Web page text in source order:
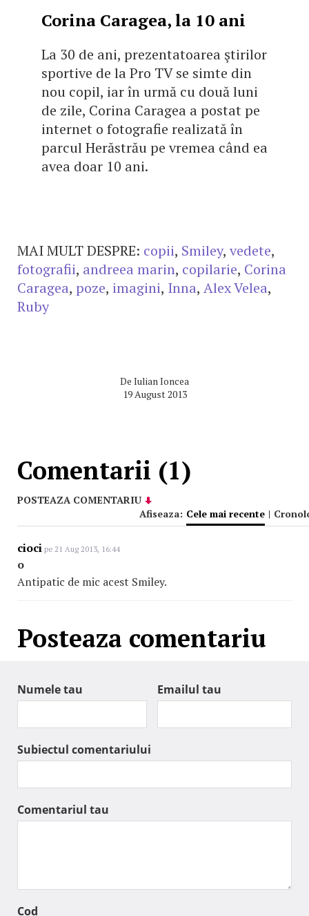
Corina Caragea, la 10 ani
La 30 de ani, prezentatoarea ştirilor
sportive de la Pro TV se simte din
nou copil, iar în urmă cu două luni
de zile, Corina Caragea a postat pe
internet o fotografie realizată în
parcul Herăstrău pe vremea când ea
avea doar 10 ani.
MAI MULT DESPRE: copii, Smiley, vedete,
fotografii, andreea marin, copilarie, Corina
Caragea, poze, imagini, Inna, Alex Velea,
Ruby
De Iulian Ioncea
19 August 2013
Comentarii (1)
POSTEAZA COMENTARIU
Afiseaza: Cele mai recente |
cioci pe 21 Aug 2013, 16:44
o
Antipatic de mic acest Smiley.
Posteaza comentariu
Numele tau Emailul tau
Subiectul comentariului
Comentariul tau
Cod